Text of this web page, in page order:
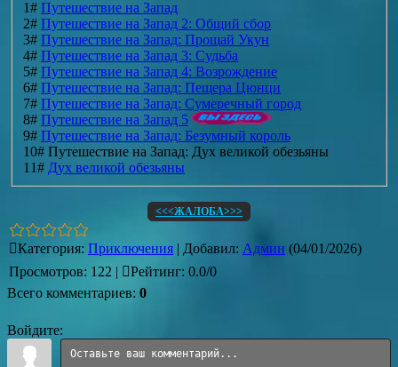
1# Путешествие на Запад
2# Путешествие на Запад 2: Общий сбор
3# Путешествие на Запад: Прощай Укун
4# Путешествие на Запад 3: Судьба
5# Путешествие на Запад 4: Возрождение
6# Путешествие на Запад: Пещера Цюнци
7# Путешествие на Запад: Сумеречный город
8# Путешествие на Запад 5
9# Путешествие на Запад: Безумный король
10# Путешествие на Запад: Дух великой обезьяны
11# Дух великой обезьяны
<<<ЖАЛОБА>>>
Категория: Приключения | Добавил: Админ (04/01/2026)
Просмотров: 122 | Рейтинг: 0.0/0
Всего комментариев: 0
Войдите: